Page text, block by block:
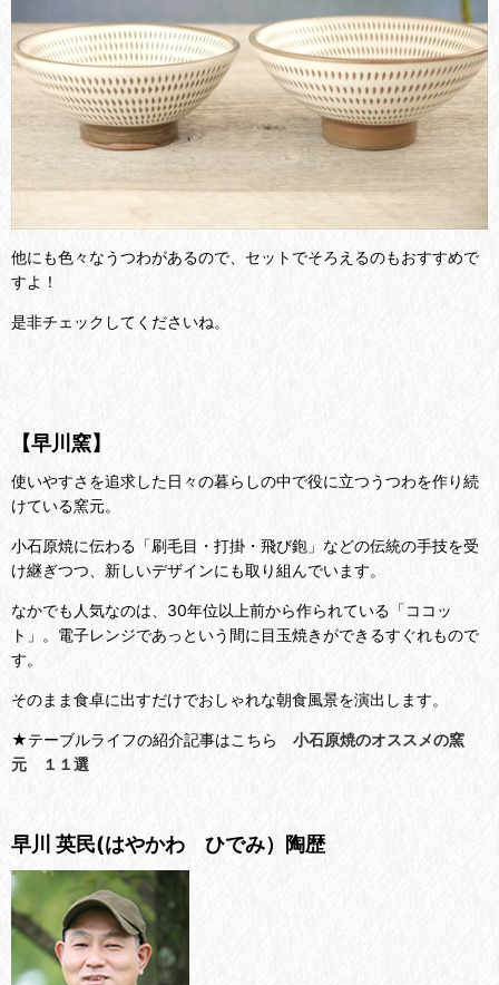
他にも色々なうつわがあるので、セットでそろえるのもおすすめで
すよ！
是非チェックしてくださいね。
【早川窯】
使いやすさを追求した日々の暮らしの中で役に立つうつわを作り続
けている窯元。
小石原焼に伝わる「刷毛目・打掛・飛び鉋」などの伝統の手技を受
け継ぎつつ、新しいデザインにも取り組んでいます。
なかでも人気なのは、30年位以上前から作られている「ココッ
ト」。電子レンジであっという間に目玉焼きができるすぐれもので
す。
そのまま食卓に出すだけでおしゃれな朝食風景を演出します。
★テーブルライフの紹介記事はこちら 小石原焼のオススメの窯
元 １１選
早川 英民(はやかわ ひでみ）陶歴